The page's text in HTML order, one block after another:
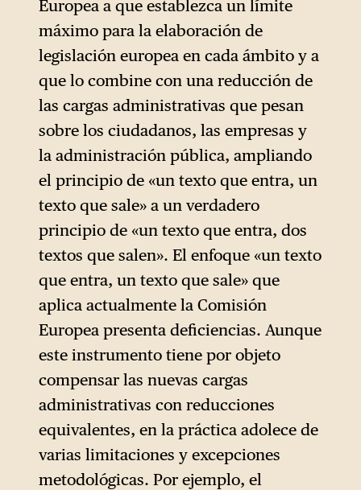
otras son, pura y
simplemente, desregulación.
El mecanismo de la ley
ómnibus dificulta su
distinción, lo que quizá forme
parte del objetivo.
Como sugieren estas
recomendaciones, el canciller
alemán Merz y su partido
político —el miembro más
influyente del Partido Popular
Europeo, actualmente en el
poder— desean ahora ir más
allá en la desregulación,
abogando por procesos que
irían mucho más allá del
recurso sistemático a las leyes
ómnibus.
Europea a que establezca un límite
máximo para la elaboración de
legislación europea en cada ámbito y a
que lo combine con una reducción de
las cargas administrativas que pesan
sobre los ciudadanos, las empresas y
la administración pública, ampliando
el principio de «un texto que entra, un
texto que sale» a un verdadero
principio de «un texto que entra, dos
textos que salen». El enfoque «un texto
que entra, un texto que sale» que
aplica actualmente la Comisión
Europea presenta deficiencias. Aunque
este instrumento tiene por objeto
compensar las nuevas cargas
administrativas con reducciones
equivalentes, en la práctica adolece de
varias limitaciones y excepciones
metodológicas. Por ejemplo, el